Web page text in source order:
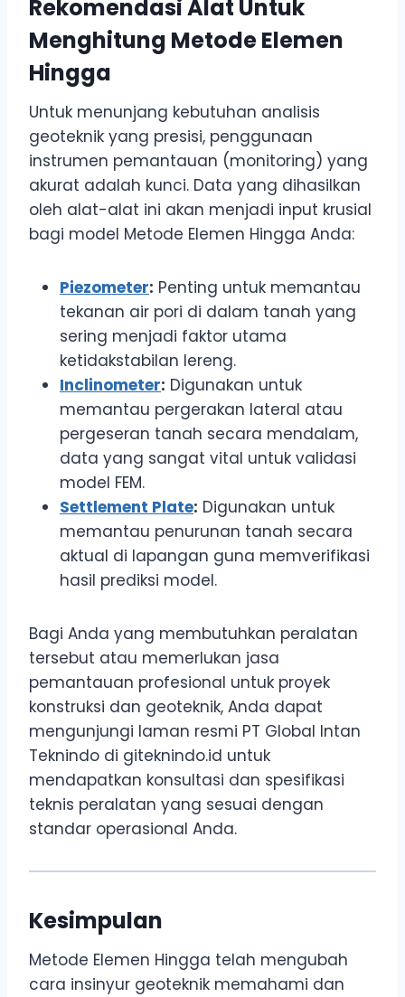
Rekomendasi Alat Untuk
Menghitung Metode Elemen
Hingga
Untuk menunjang kebutuhan analisis
geoteknik yang presisi, penggunaan
instrumen pemantauan (monitoring) yang
akurat adalah kunci. Data yang dihasilkan
oleh alat-alat ini akan menjadi input krusial
bagi model Metode Elemen Hingga Anda:
Piezometer: Penting untuk memantau
tekanan air pori di dalam tanah yang
sering menjadi faktor utama
ketidakstabilan lereng.
Inclinometer: Digunakan untuk
memantau pergerakan lateral atau
pergeseran tanah secara mendalam,
data yang sangat vital untuk validasi
model FEM.
Settlement Plate: Digunakan untuk
memantau penurunan tanah secara
aktual di lapangan guna memverifikasi
hasil prediksi model.
Bagi Anda yang membutuhkan peralatan
tersebut atau memerlukan jasa
pemantauan profesional untuk proyek
konstruksi dan geoteknik, Anda dapat
mengunjungi laman resmi PT Global Intan
Teknindo di giteknindo.id untuk
mendapatkan konsultasi dan spesifikasi
teknis peralatan yang sesuai dengan
standar operasional Anda.
Kesimpulan
Metode Elemen Hingga telah mengubah
cara insinyur geoteknik memahami dan